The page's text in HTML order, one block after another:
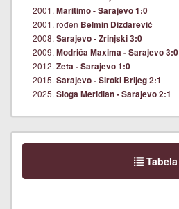
2001. Maritimo - Sarajevo 1:0
2001. rođen Belmin Dizdarević
2008. Sarajevo - Zrinjski 3:0
2009. Modriča Maxima - Sarajevo 3:0
2012. Zeta - Sarajevo 1:0
2015. Sarajevo - Široki Brijeg 2:1
2025. Sloga Meridian - Sarajevo 2:1
Tabela